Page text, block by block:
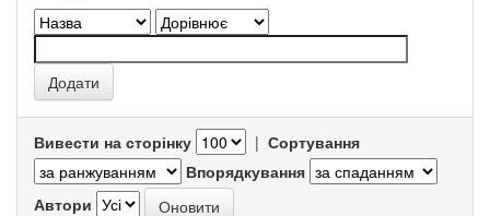
Вивести на сторінку | Сортування
Впорядкування
Автори